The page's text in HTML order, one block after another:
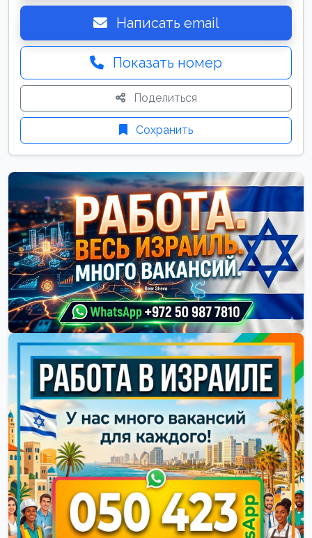
Написать email
Показать номер
Поделиться
Сохранить